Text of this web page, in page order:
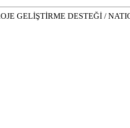
GELİŞTİRME DESTEĞİ /